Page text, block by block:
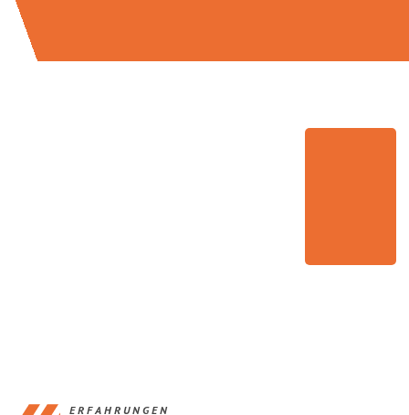
ERFAHRUNGEN